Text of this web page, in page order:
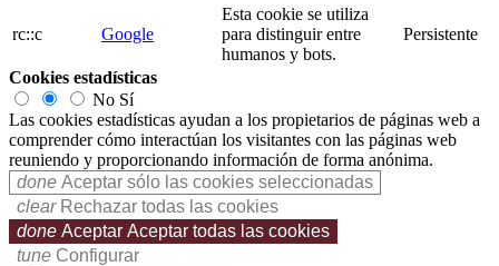
rc::c Google
Esta cookie se utiliza
para distinguir entre
humanos y bots.
Persistente
Cookies estadísticas
No Sí
Las cookies estadísticas ayudan a los propietarios de páginas web a
comprender cómo interactúan los visitantes con las páginas web
reuniendo y proporcionando información de forma anónima.
done Aceptar sólo las cookies seleccionadas
clear Rechazar todas las cookies
done Aceptar Aceptar todas las cookies
tune Configurar